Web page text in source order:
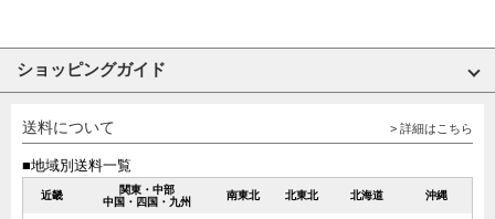
ショッピングガイド
送料について > 詳細はこちら
■地域別送料一覧
近畿
関東・中部
中国・四国・九州
南東北 北東北 北海道 沖縄